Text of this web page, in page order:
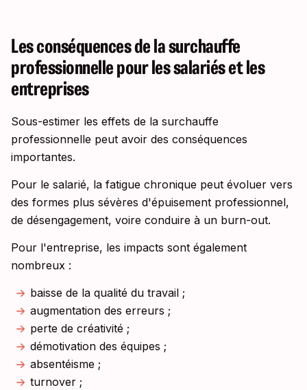
Les conséquences de la surchauffe
professionnelle pour les salariés et les
entreprises
Sous-estimer les effets de la surchauffe
professionnelle peut avoir des conséquences
importantes.
Pour le salarié, la fatigue chronique peut évoluer vers
des formes plus sévères d'épuisement professionnel,
de désengagement, voire conduire à un burn-out.
Pour l'entreprise, les impacts sont également
nombreux :
baisse de la qualité du travail ;
augmentation des erreurs ;
perte de créativité ;
démotivation des équipes ;
absentéisme ;
turnover ;